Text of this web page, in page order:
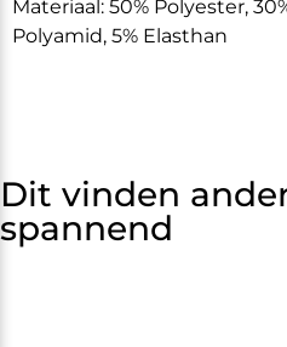
Materiaal: 50% Polyester,
Polyamid, 5% Elasthan
Dit vinden
spannend